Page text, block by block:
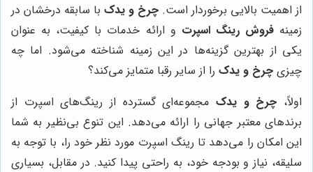
از اهمیت بالایی برخوردار است. چرخ و یدک با سابقه درخشان در
زمینهفروش رینگ اسپرت و ارائه خدمات با کیفیت، به عنوان
یکی از بهترین گزینه‌ها در این زمینه شناخته می‌شود. اما چه
چیزی چرخ و یدک را از سایر رقبا متمایز می‌کند؟
اولاً، چرخ و یدک مجموعه‌ای گسترده از رینگ‌های اسپرت از
برندهای معتبر جهانی را ارائه می‌دهد. این تنوع بی‌نظیر به شما
این امکان را می‌دهد تا رینگ اسپرت مورد نظر خود را، با توجه به
سلیقه، نیاز و بودجه خود، به راحتی پیدا کنید. در مقابل، بسیاری